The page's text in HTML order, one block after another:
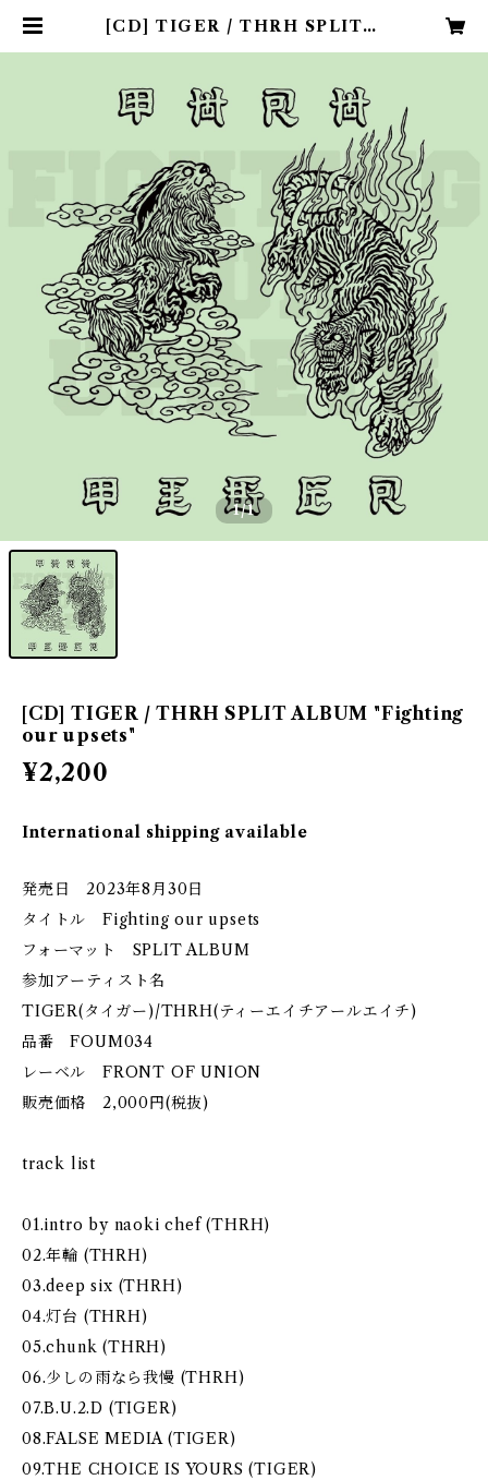
[CD] TIGER / THRH SPLIT A
1/1
[CD] TIGER / THRH SPLIT ALBUM "Fighting
our upsets"
¥2,200
International shipping available
発売日 2023年8月30日
タイトル Fighting our upsets
フォーマット SPLIT ALBUM
参加アーティスト名
TIGER(タイガー)/THRH(ティーエイチアールエイチ)
品番 FOUM034
レーベル FRONT OF UNION
販売価格 2,000円(税抜)
track list
01.intro by naoki chef (THRH)
02.年輪 (THRH)
03.deep six (THRH)
04.灯台 (THRH)
05.chunk (THRH)
06.少しの雨なら我慢 (THRH)
07.B.U.2.D (TIGER)
08.FALSE MEDIA (TIGER)
09.THE CHOICE IS YOURS (TIGER)